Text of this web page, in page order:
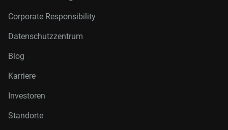
Corporate Responsibility
Datenschutzzentrum
Blog
Karriere
Investoren
Standorte